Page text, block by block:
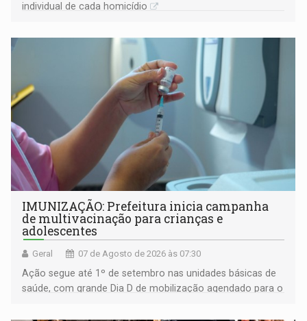
individual de cada homicídio
IMUNIZAÇÃO: Prefeitura inicia campanha
de multivacinação para crianças e
adolescentes
Geral 07 de Agosto de 2026 às 07:30
Ação segue até 1º de setembro nas unidades básicas de
saúde, com grande Dia D de mobilização agendado para o